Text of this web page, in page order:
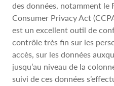
des données, notamment le
Consumer Privacy Act
est un excellent outil de
contrôle très fin sur les
accès, sur les données
jusqu’au niveau de la
suivi de ces données